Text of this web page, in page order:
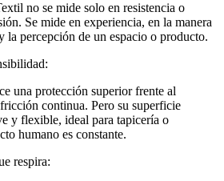
no se mide solo en resistencia o
Se mide en experiencia, en la manera
la percepción de un espacio o producto.
una protección superior frente al
continua. Pero su superficie
y flexible, ideal para tapicería o
humano es constante.
respira: